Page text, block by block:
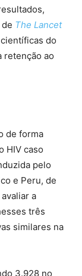
The Lancet
do
retenção ao
de forma
HIV caso
pelo
e Peru, de
a
três
similares na
3.928 no